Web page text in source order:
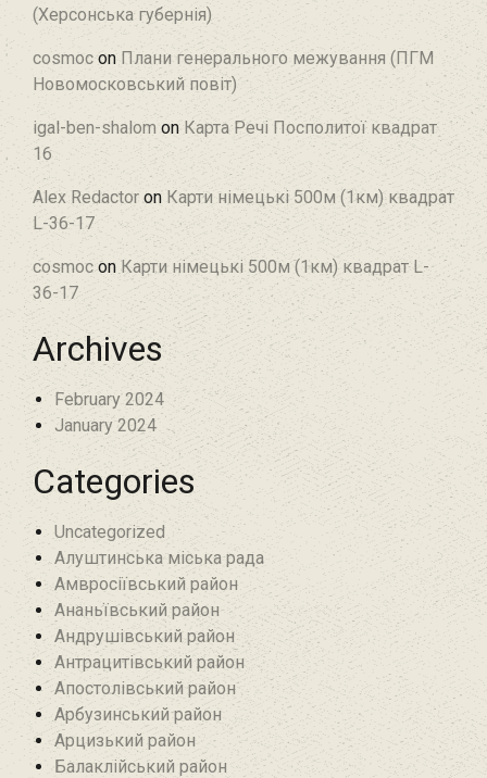
(Херсонська губернія)
cosmoc on Плани генерального межування (ПГМ
Новомосковський повіт)
igal-ben-shalom on Карта Речі Посполитої квадрат
16
Alex Redactor on Карти німецькі 500м (1км) квадрат
L-36-17
cosmoc on Карти німецькі 500м (1км) квадрат L-
36-17
Archives
February 2024
January 2024
Categories
Uncategorized
Алуштинська міська рада
Амвросіївський район
Ананьївський район‎
Андрушівський район‎
Антрацитівський район‎
Апостолівський район
Арбузинський район‎
Арцизький район‎
Балаклійський район